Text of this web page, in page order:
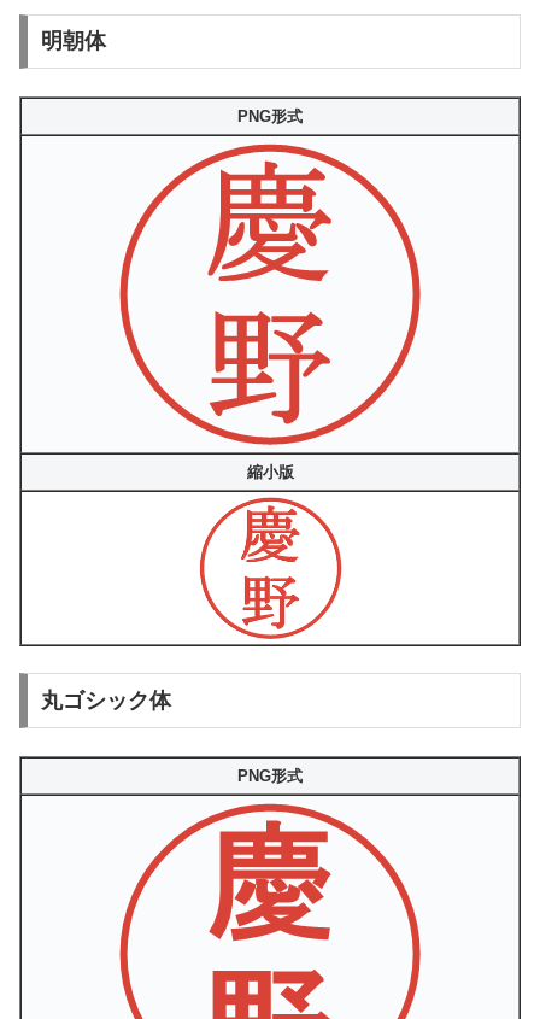
明朝体
PNG形式
縮小版
丸ゴシック体
PNG形式